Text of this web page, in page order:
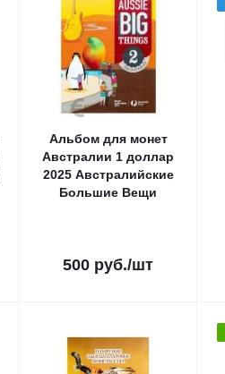
Альбом для монет
Австралии 1 доллар
2025 Австралийские
Большие Вещи
500 руб./шт